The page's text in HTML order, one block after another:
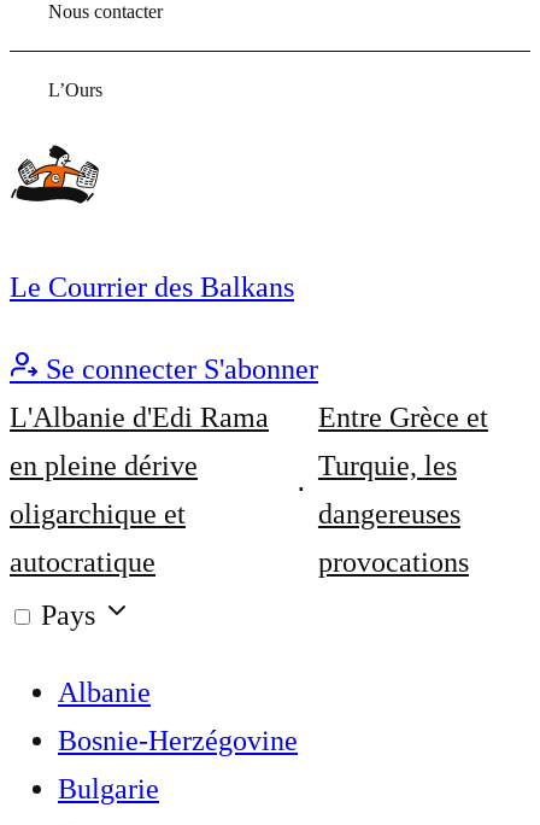
Nous contacter
L’Ours
Le Courrier des Balkans
Se connecter S'abonner
L'Albanie d'Edi Rama
en pleine dérive
oligarchique et
autocratique
Entre Grèce et
Turquie, les
dangereuses
provocations
Pays
Albanie
Bosnie-Herzégovine
Bulgarie